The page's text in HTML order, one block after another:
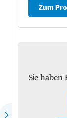
Zum
Sie haben